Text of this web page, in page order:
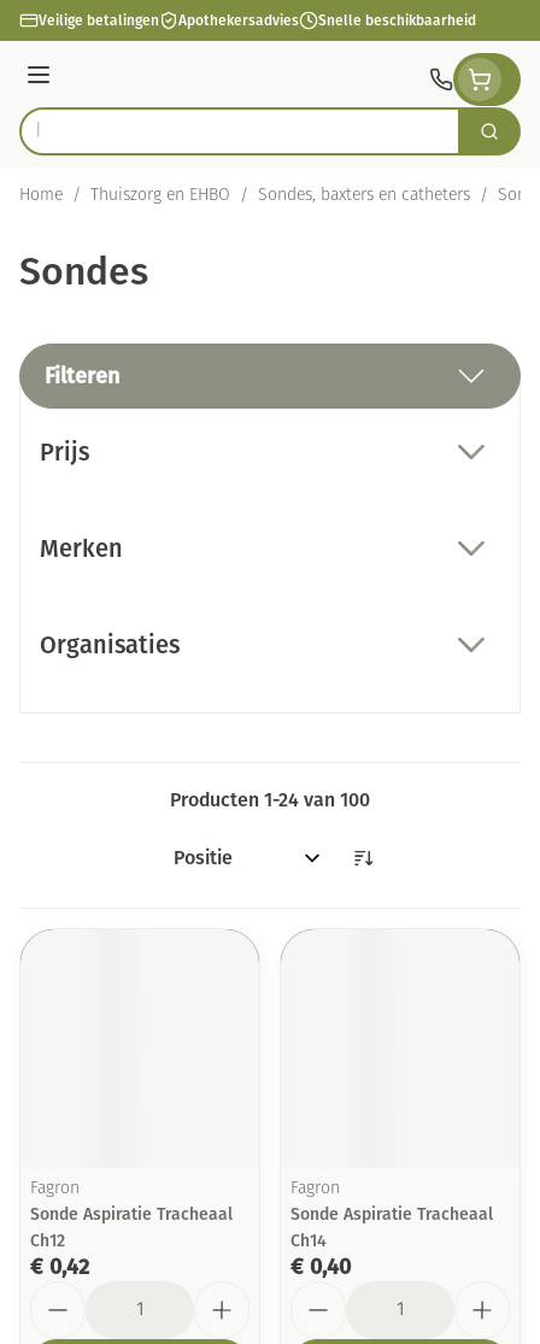
Ga naar de inhoud
Veilige betalingen Apothekersadvies Snelle beschikbaarheid
Menu
Product, merk, categorie... Zoek
Home / Thuiszorg en EHBO / Sondes, baxters en catheters /
Sondes
Filteren
Prijs
Merken
Organisaties
Producten 1-24 van 100
Sorteer op:
Fagron
Sonde Aspiratie Tracheaal
Ch12
€ 0,42
Fagron
Sonde Aspiratie Tracheaal
Ch14
€ 0,40